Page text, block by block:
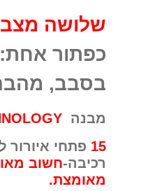
שלושה
כפתור
בסבב,
מבנה
15 פתחי איורור
רכיבה-חשוב
מאומצת.